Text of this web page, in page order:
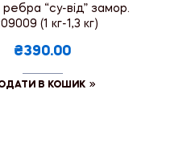
ребра “су-від” замор.
(1 кг-1,3 кг)
₴390.00
В КОШИК